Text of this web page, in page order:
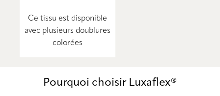
Ce tissu est disponible
avec plusieurs doublures
colorées
Pourquoi choisir Luxaflex®